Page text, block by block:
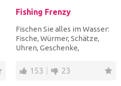
Fishing Frenzy
Fischen Sie alles im Wasser:
Fische, Würmer, Schätze,
Uhren, Geschenke,
Mus...153 23